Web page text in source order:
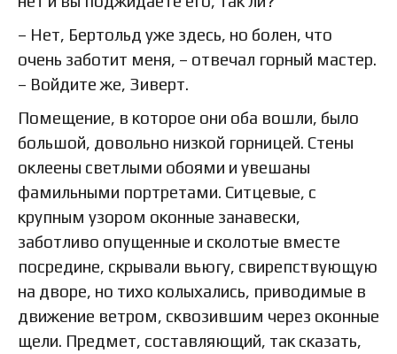
– Нет, Бертольд уже здесь, но болен, что
очень заботит меня, – отвечал горный мастер.
– Войдите же, Зиверт.
Помещение, в которое они оба вошли, было
большой, довольно низкой горницей. Стены
оклеены светлыми обоями и увешаны
фамильными портретами. Ситцевые, с
крупным узором оконные занавески,
заботливо опущенные и сколотые вместе
посредине, скрывали вьюгу, свирепствующую
на дворе, но тихо колыхались, приводимые в
движение ветром, сквозившим через оконные
щели. Предмет, составляющий, так сказать,